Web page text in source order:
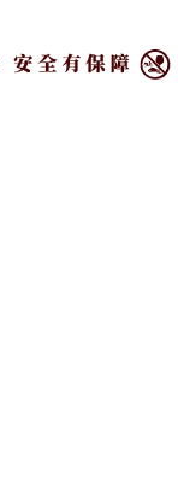
於動作場面與